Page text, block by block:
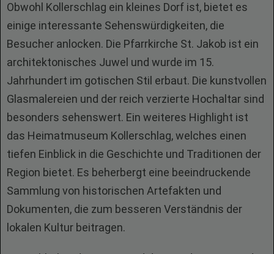
Obwohl Kollerschlag ein kleines Dorf ist, bietet es
einige interessante Sehenswürdigkeiten, die
Besucher anlocken. Die Pfarrkirche St. Jakob ist ein
architektonisches Juwel und wurde im 15.
Jahrhundert im gotischen Stil erbaut. Die kunstvollen
Glasmalereien und der reich verzierte Hochaltar sind
besonders sehenswert. Ein weiteres Highlight ist
das Heimatmuseum Kollerschlag, welches einen
tiefen Einblick in die Geschichte und Traditionen der
Region bietet. Es beherbergt eine beeindruckende
Sammlung von historischen Artefakten und
Dokumenten, die zum besseren Verständnis der
lokalen Kultur beitragen.